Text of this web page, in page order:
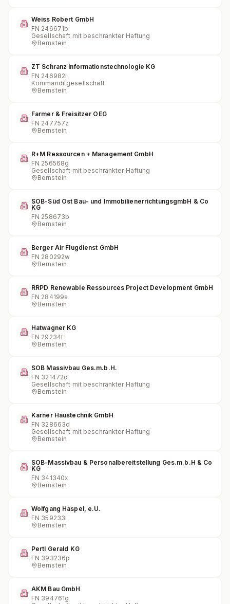
Weiss Robert GmbH
FN 246671b
Gesellschaft mit beschränkter Haftung
Bernstein
ZT Schranz Informationstechnologie KG
FN 246982i
Kommanditgesellschaft
Bernstein
Farmer & Freisitzer OEG
FN 247757z
Bernstein
R+M Ressourcen + Management GmbH
FN 256568g
Gesellschaft mit beschränkter Haftung
Bernstein
SOB-Süd Ost Bau- und ImmobilienerrichtungsgmbH & Co
KG
FN 258673b
Bernstein
Berger Air Flugdienst GmbH
FN 280292w
Bernstein
RRPD Renewable Ressources Project Development GmbH
FN 284199s
Bernstein
Hatwagner KG
FN 29234t
Bernstein
SOB Massivbau Ges.m.b.H.
FN 321472d
Gesellschaft mit beschränkter Haftung
Bernstein
Karner Haustechnik GmbH
FN 328663d
Gesellschaft mit beschränkter Haftung
Bernstein
SOB-Massivbau & Personalbereitstellung Ges.m.b.H & Co
KG
FN 341340x
Bernstein
Wolfgang Haspel, e.U.
FN 359233i
Bernstein
Pertl Gerald KG
FN 393236p
Bernstein
AKM Bau GmbH
FN 394761g